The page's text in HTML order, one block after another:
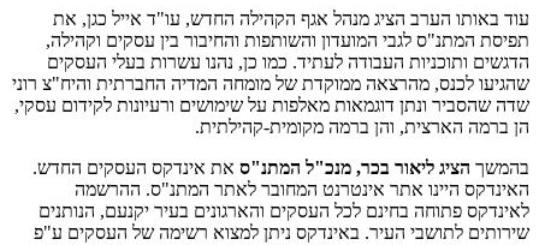
עוד באותו הערב הציג מנהל אגף הקהילה החדש, עו"ד אייל כגן, את
תפיסת המתנ"ס לגבי המועדון והשותפות והחיבור בין עסקים וקהילה,
הדגשים ותוכניות העבודה לעתיד. כמו כן, נהנו עשרות בעלי העסקים
שהגיעו לכנס, מהרצאה ממוקדת של מומחה המדיה החברתית והיח"צ רוני
שדה שהסביר ונתן דוגמאות מאלפות על שימושים ורעיונות לקידום עסקי,
הן ברמה הארצית, והן ברמה מקומית-קהילתית.
בהמשך הציג ליאור בכר, מנכ"ל המתנ"ס את אינדקס העסקים החדש.
האינדקס היינו אתר אינטרנט המחובר לאתר המתנ"ס. ההרשמה
לאינדקס פתוחה בחינם לכל העסקים והארגונים בעיר יקנעם, הנותנים
שירותים לתושבי העיר. באינדקס ניתן למצוא רשימה של העסקים ע"פ